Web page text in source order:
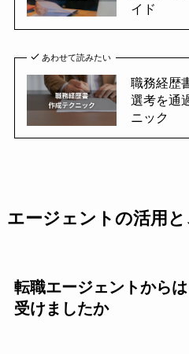
イド
あわせて読みたい
職務経歴
選考を通
ニック
エージェントの活用
転職エージェントから
受けましたか